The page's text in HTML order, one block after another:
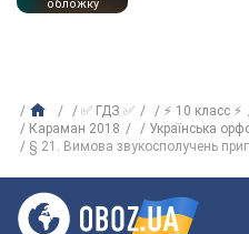
обложку
✅ ГДЗ ✅ ⚡ 10 класс ⚡
Караман 2018
Українська
§ 21. Вимова звукосполучень